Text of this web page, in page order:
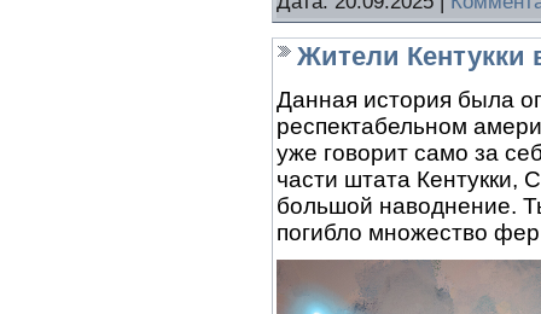
Жители Кентукки
Данная история была
респектабельном
уже говорит само за
части штата Кентукки,
большой наводнение.
погибло множество